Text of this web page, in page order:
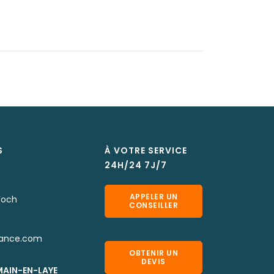
EN-LAYE
À VOTRE SERVICE
24H/24 7J/7
APPELER UN
CONSEILLER
OBTENIR UN
DEVIS